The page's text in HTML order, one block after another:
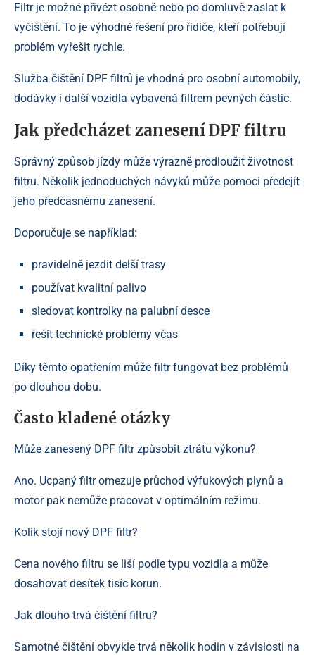
Filtr je možné přivézt osobně nebo po domluvě zaslat k
vyčištění. To je výhodné řešení pro řidiče, kteří potřebují
problém vyřešit rychle.
Služba čištění DPF filtrů je vhodná pro osobní automobily,
dodávky i další vozidla vybavená filtrem pevných částic.
Jak předcházet zanesení DPF filtru
Správný způsob jízdy může výrazně prodloužit životnost
filtru. Několik jednoduchých návyků může pomoci předejít
jeho předčasnému zanesení.
Doporučuje se například:
pravidelně jezdit delší trasy
používat kvalitní palivo
sledovat kontrolky na palubní desce
řešit technické problémy včas
Díky těmto opatřením může filtr fungovat bez problémů
po dlouhou dobu.
Často kladené otázky
Může zanesený DPF filtr způsobit ztrátu výkonu?
Ano. Ucpaný filtr omezuje průchod výfukových plynů a
motor pak nemůže pracovat v optimálním režimu.
Kolik stojí nový DPF filtr?
Cena nového filtru se liší podle typu vozidla a může
dosahovat desítek tisíc korun.
Jak dlouho trvá čištění filtru?
Samotné čištění obvykle trvá několik hodin v závislosti na